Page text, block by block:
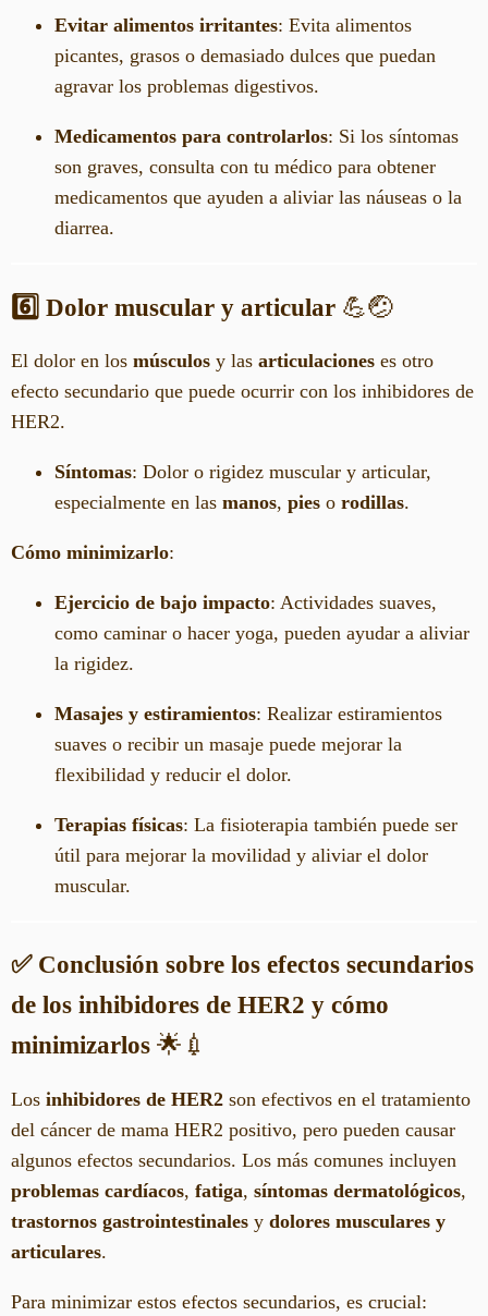
Evitar alimentos irritantes: Evita alimentos
picantes, grasos o demasiado dulces que puedan
agravar los problemas digestivos.
Medicamentos para controlarlos: Si los síntomas
son graves, consulta con tu médico para obtener
medicamentos que ayuden a aliviar las náuseas o la
diarrea.
6️⃣ Dolor muscular y articular 💪🤕
El dolor en los músculos y las articulaciones es otro
efecto secundario que puede ocurrir con los inhibidores de
HER2.
Síntomas: Dolor o rigidez muscular y articular,
especialmente en las manos, pies o rodillas.
Cómo minimizarlo:
Ejercicio de bajo impacto: Actividades suaves,
como caminar o hacer yoga, pueden ayudar a aliviar
la rigidez.
Masajes y estiramientos: Realizar estiramientos
suaves o recibir un masaje puede mejorar la
flexibilidad y reducir el dolor.
Terapias físicas: La fisioterapia también puede ser
útil para mejorar la movilidad y aliviar el dolor
muscular.
✅ Conclusión sobre los efectos secundarios
de los inhibidores de HER2 y cómo
minimizarlos 🌟💉
Los inhibidores de HER2 son efectivos en el tratamiento
del cáncer de mama HER2 positivo, pero pueden causar
algunos efectos secundarios. Los más comunes incluyen
problemas cardíacos, fatiga, síntomas dermatológicos,
trastornos gastrointestinales y dolores musculares y
articulares.
Para minimizar estos efectos secundarios, es crucial: